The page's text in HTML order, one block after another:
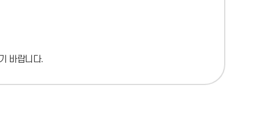
바랍니다.